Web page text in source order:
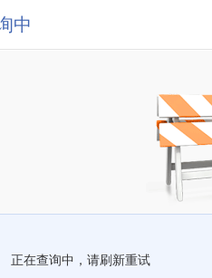
中
正在查询中，请刷新重试